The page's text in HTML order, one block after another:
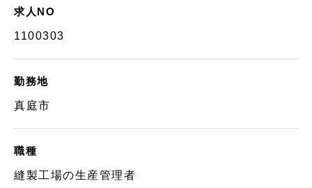
求人NO
1100303
勤務地
真庭市
職種
縫製工場の生産管理者